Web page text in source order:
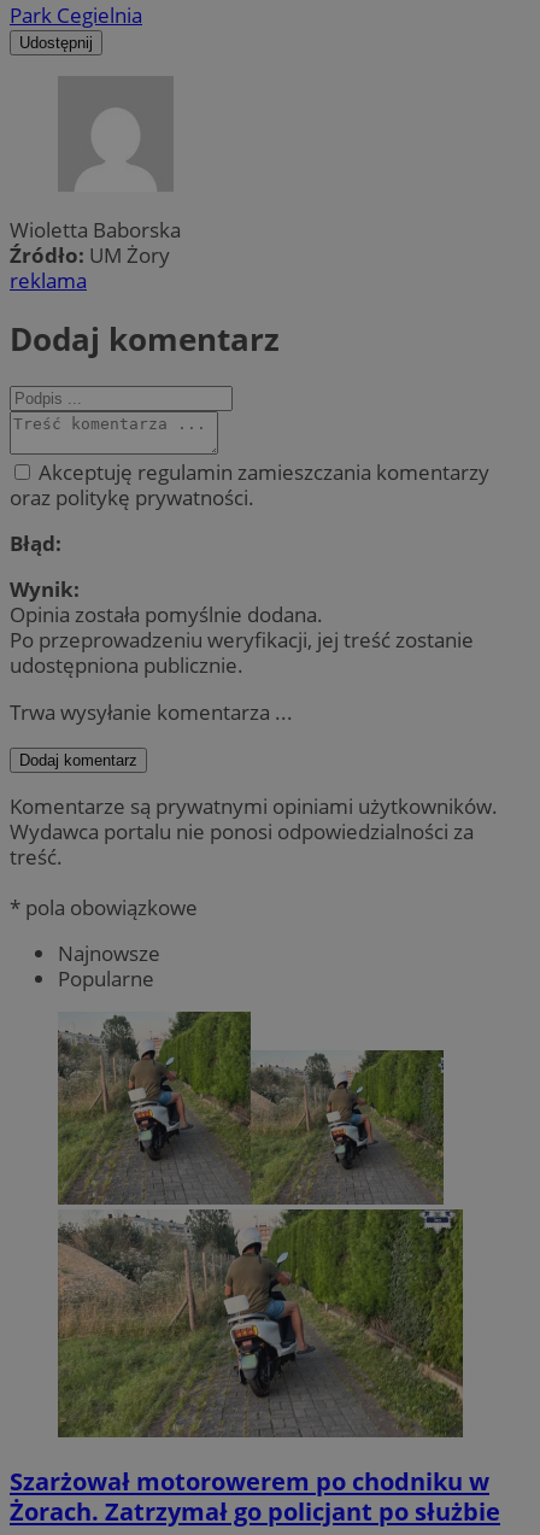
Park Cegielnia
Udostępnij
Wioletta Baborska
Źródło: UM Żory
reklama
Dodaj komentarz
Akceptuję regulamin zamieszczania komentarzy
oraz politykę prywatności.
Błąd:
Wynik:
Opinia została pomyślnie dodana.
Po przeprowadzeniu weryfikacji, jej treść zostanie
udostępniona publicznie.
Trwa wysyłanie komentarza ...
Dodaj komentarz
Komentarze są prywatnymi opiniami użytkowników.
Wydawca portalu nie ponosi odpowiedzialności za
treść.
* pola obowiązkowe
Najnowsze
Popularne
Szarżował motorowerem po chodniku w
Żorach. Zatrzymał go policjant po służbie